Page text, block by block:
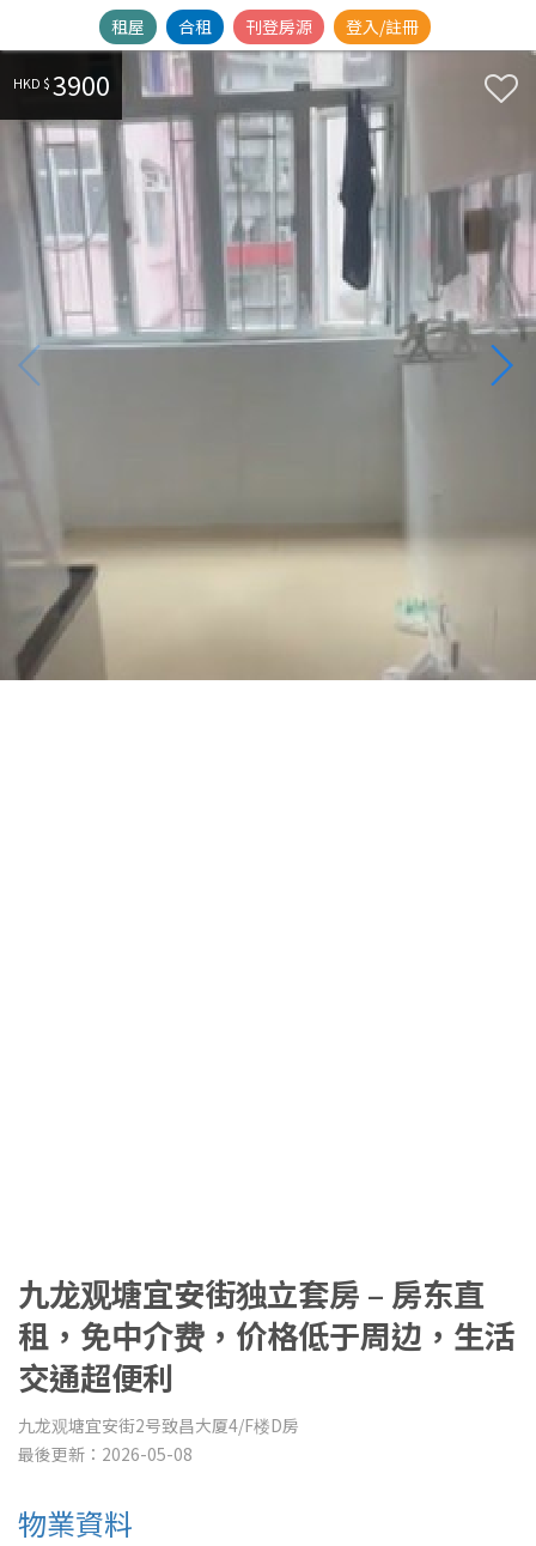
租屋 合租 刊登房源 登入/註冊
HKD $ 3900
九龙观塘宜安街独立套房 – 房东直
租，免中介费，价格低于周边，生活
交通超便利
九龙观塘宜安街2号致昌大厦4/F楼D房
最後更新：2026-05-08
物業資料